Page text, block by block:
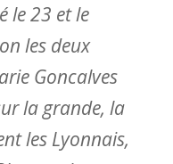
le 23 et le
les deux
Goncalves
la grande, la
les Lyonnais,